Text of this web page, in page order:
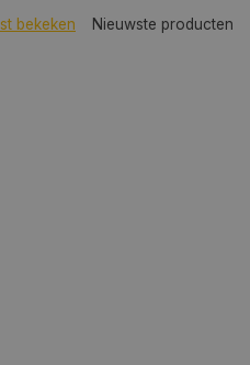
bekeken Nieuwste producten